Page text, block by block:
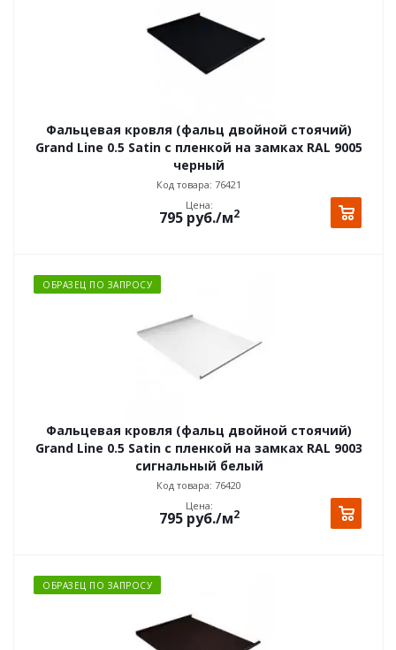
Фальцевая кровля (фальц двойной стоячий)
Grand Line 0.5 Satin с пленкой на замках RAL 9005
черный
Код товара: 76421
Цена:
795руб./м2
ОБРАЗЕЦ ПО ЗАПРОСУ
Фальцевая кровля (фальц двойной стоячий)
Grand Line 0.5 Satin с пленкой на замках RAL 9003
сигнальный белый
Код товара: 76420
Цена:
795руб./м2
ОБРАЗЕЦ ПО ЗАПРОСУ